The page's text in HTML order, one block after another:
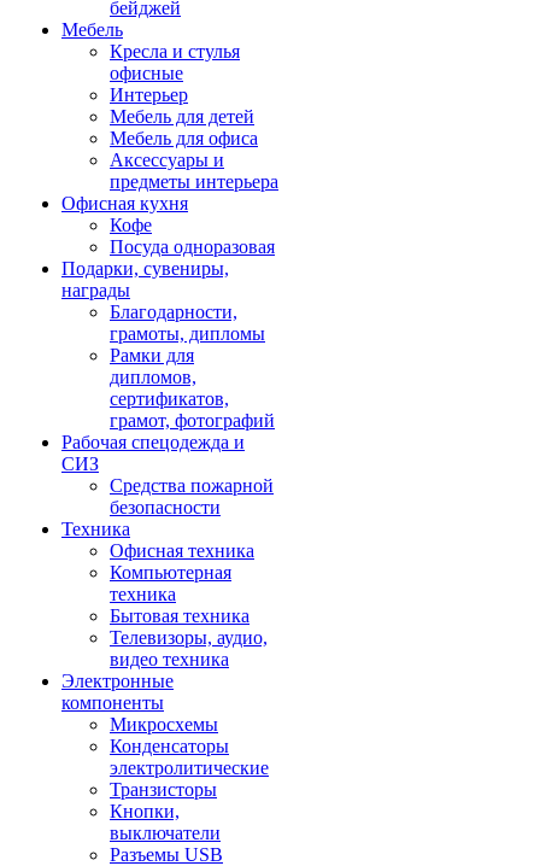
бейджей
Мебель
Кресла и стулья
офисные
Интерьер
Мебель для детей
Мебель для офиса
Аксессуары и
предметы интерьера
Офисная кухня
Кофе
Посуда одноразовая
Подарки, сувениры,
награды
Благодарности,
грамоты, дипломы
Рамки для
дипломов,
сертификатов,
грамот, фотографий
Рабочая спецодежда и
СИЗ
Средства пожарной
безопасности
Техника
Офисная техника
Компьютерная
техника
Бытовая техника
Телевизоры, аудио,
видео техника
Электронные
компоненты
Микросхемы
Конденсаторы
электролитические
Транзисторы
Кнопки,
выключатели
Разъемы USB